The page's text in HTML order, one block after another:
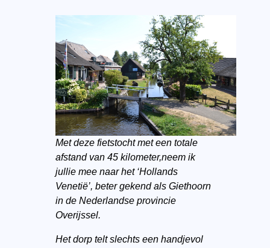
Met deze fietstocht met een totale
afstand van 45 kilometer,neem ik
jullie mee naar het ‘Hollands
Venetië’, beter gekend als Giethoorn
in de Nederlandse provincie
Overijssel.
Het dorp telt slechts een handjevol